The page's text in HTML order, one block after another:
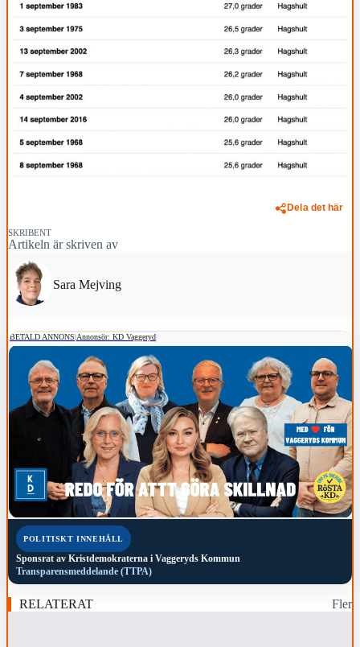
Dela det här
SKRIBENT
Artikeln är skriven av
Sara Mejving
BETALD ANNONS|Annonsör: KD Vaggeryd
POLITISKT INNEHÅLL
Sponsrat av Kristdemokraterna i Vaggeryds Kommun
Transparensmeddelande (TTPA)
RELATERAT Fler